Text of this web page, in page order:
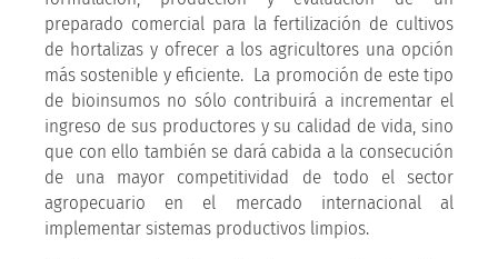
preparado comercial para la fertilización de cultivos
de hortalizas y ofrecer a los agricultores una opción
más sostenible y eficiente. La promoción de este tipo
de bioinsumos no sólo contribuirá a incrementar el
ingreso de sus productores y su calidad de vida, sino
que con ello también se dará cabida a la consecución
de una mayor competitividad de todo el sector
agropecuario en el mercado internacional al
implementar sistemas productivos limpios.